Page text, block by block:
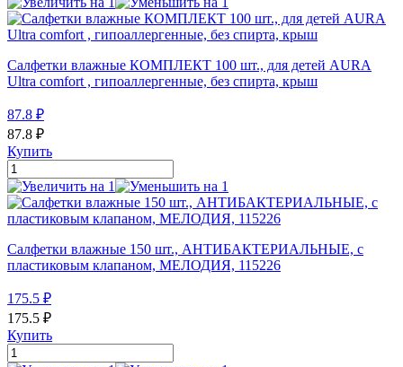
Салфетки влажные КОМПЛЕКТ 100 шт., для детей AURA
Ultra comfort , гипоаллергенные, без спирта, крыш
87.8 ₽
87.8 ₽
Купить
Салфетки влажные 150 шт., АНТИБАКТЕРИАЛЬНЫЕ, с
пластиковым клапаном, МЕЛОДИЯ, 115226
175.5 ₽
175.5 ₽
Купить